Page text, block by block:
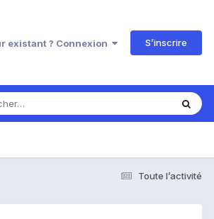
existant ? Connexion S’inscrire
Toute l’activité